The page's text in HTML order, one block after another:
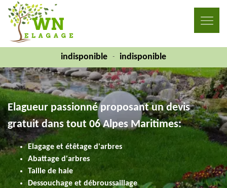
indisponible - indisponible
Elagueur passionné proposant un devis
gratuit dans tout 06 Alpes Maritimes:
Elagage et étêtage d'arbres
Abattage d'arbres
Taille de haie
Dessouchage et débroussaillage